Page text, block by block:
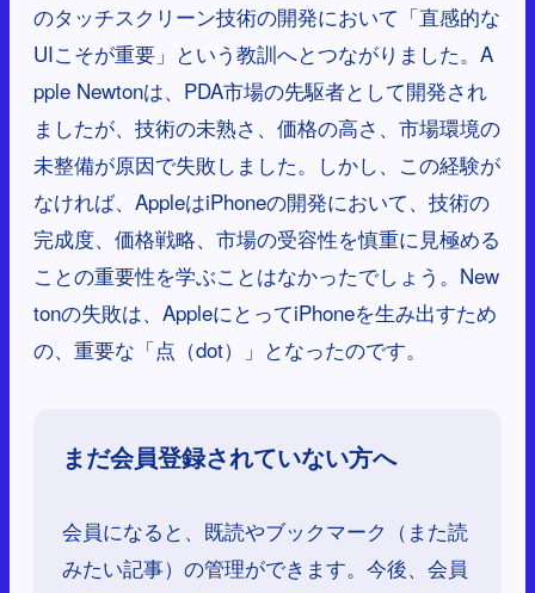
のタッチスクリーン技術の開発において「直感的な
UIこそが重要」という教訓へとつながりました。A
pple Newtonは、PDA市場の先駆者として開発され
ましたが、技術の未熟さ、価格の高さ、市場環境の
未整備が原因で失敗しました。しかし、この経験が
なければ、AppleはiPhoneの開発において、技術の
完成度、価格戦略、市場の受容性を慎重に見極める
ことの重要性を学ぶことはなかったでしょう。New
tonの失敗は、AppleにとってiPhoneを生み出すため
の、重要な「点（dot）」となったのです。
まだ会員登録されていない方へ
会員になると、既読やブックマーク（また読
みたい記事）の管理ができます。今後、会員